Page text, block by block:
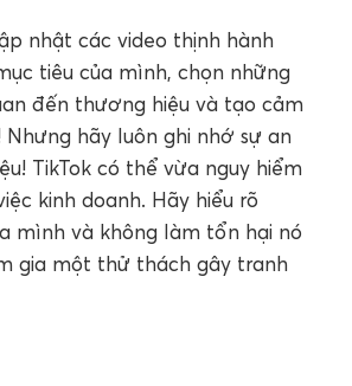
nhật các video thịnh hành
tiêu của mình, chọn những
đến thương hiệu và tạo cảm
hãy luôn ghi nhớ sự an
TikTok có thể vừa nguy hiểm
kinh doanh. Hãy hiểu rõ
mình và không làm tổn hại nó
gia một thử thách gây tranh